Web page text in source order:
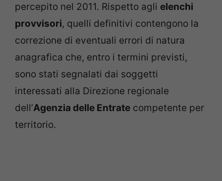
percepito nel 2011. Rispetto agli elenchi
provvisori, quelli definitivi contengono la
correzione di eventuali errori di natura
anagrafica che, entro i termini previsti,
sono stati segnalati dai soggetti
interessati alla Direzione regionale
dell’Agenzia delle Entrate competente per
territorio.